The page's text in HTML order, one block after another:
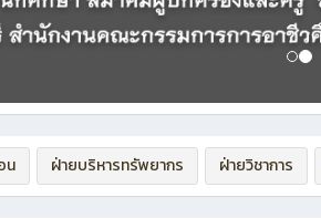
น ฝ่ายบริหารทรัพยากร ฝ่ายวิชาการ